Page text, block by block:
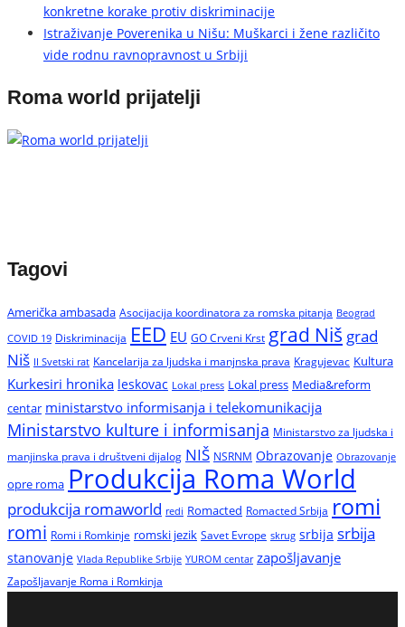
konkretne korake protiv diskriminacije
Istraživanje Poverenika u Nišu: Muškarci i žene različito
vide rodnu ravnopravnost u Srbiji
Roma world prijatelji
Tagovi
Američka ambasada Asocijacija koordinatora za romska pitanja Beograd
COVID 19 Diskriminacija EED EU GO Crveni Krst grad Niš grad
Niš II Svetski rat Kancelarija za ljudska i manjnska prava Kragujevac Kultura
Kurkesiri hronika leskovac Lokal press Lokal press Media&reform
centar ministarstvo informisanja i telekomunikacija
Ministarstvo kulture i informisanja Ministarstvo za ljudska i
manjinska prava i društveni dijalog NIŠ NSRNM Obrazovanje Obrazovanje
opre roma Produkcija Roma World
produkcija romaworld redi Romacted Romacted Srbija romi
romi Romi i Romkinje romski jezik Savet Evrope skrug srbija srbija
stanovanje Vlada Republike Srbije YUROM centar zapošljavanje
Zapošljavanje Roma i Romkinja